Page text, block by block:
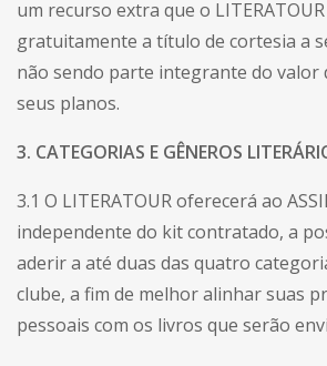
um recurso extra que o
gratuitamente a título de cortesia a
não sendo parte integrante do valor
seus planos.
3. CATEGORIAS E GÊNEROS
3.1 O LITERATOUR oferecerá ao
independente do kit contratado, a
aderir a até duas das quatro
clube, a fim de melhor alinhar suas
pessoais com os livros que serão